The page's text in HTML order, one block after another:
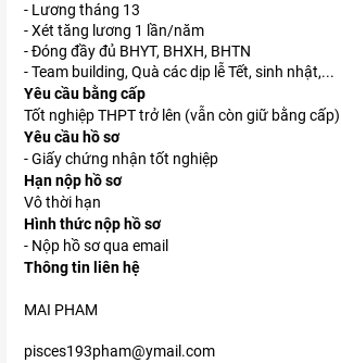
- Lương tháng 13
- Xét tăng lương 1 lần/năm
- Đóng đầy đủ BHYT, BHXH, BHTN
- Team building, Quà các dịp lễ Tết, sinh nhật,...
Yêu cầu bằng cấp
Tốt nghiệp THPT trở lên (vẫn còn giữ bằng cấp)
Yêu cầu hồ sơ
- Giấy chứng nhận tốt nghiệp
Hạn nộp hồ sơ
Vô thời hạn
Hình thức nộp hồ sơ
- Nộp hồ sơ qua email
Thông tin liên hệ
MAI PHAM
pisces193pham@ymail.com